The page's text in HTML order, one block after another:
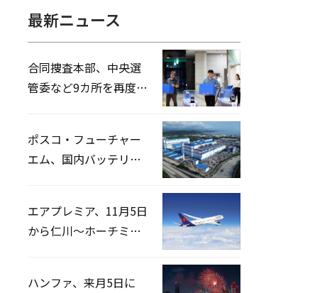
最新ニュース
合同捜査本部、中央選
管委など9カ所を再度家
ポスコ・フューチャー
エム、国内バッテリー
エアプレミア、11月5日
から仁川〜ホーチミン
ハンファ、来月5日に